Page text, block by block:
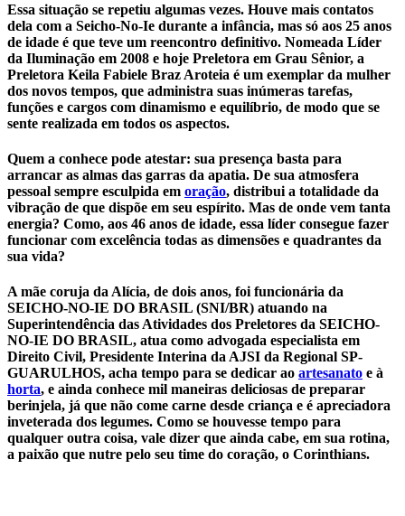
Essa situação se repetiu algumas vezes. Houve mais contatos
dela com a Seicho-No-Ie durante a infância, mas só aos 25 anos
de idade é que teve um reencontro definitivo. Nomeada Líder
da Iluminação em 2008 e hoje Preletora em Grau Sênior, a
Preletora Keila Fabiele Braz Aroteia é um exemplar da mulher
dos novos tempos, que administra suas inúmeras tarefas,
funções e cargos com dinamismo e equilíbrio, de modo que se
sente realizada em todos os aspectos.
Quem a conhece pode atestar: sua presença basta para
arrancar as almas das garras da apatia. De sua atmosfera
pessoal sempre esculpida em oração, distribui a totalidade da
vibração de que dispõe em seu espírito. Mas de onde vem tanta
energia? Como, aos 46 anos de idade, essa líder consegue fazer
funcionar com excelência todas as dimensões e quadrantes da
sua vida?
A mãe coruja da Alícia, de dois anos, foi funcionária da
SEICHO-NO-IE DO BRASIL (SNI/BR) atuando na
Superintendência das Atividades dos Preletores da SEICHO-
NO-IE DO BRASIL, atua como advogada especialista em
Direito Civil, Presidente Interina da AJSI da Regional SP-
GUARULHOS, acha tempo para se dedicar ao artesanato e à
horta, e ainda conhece mil maneiras deliciosas de preparar
berinjela, já que não come carne desde criança e é apreciadora
inveterada dos legumes. Como se houvesse tempo para
qualquer outra coisa, vale dizer que ainda cabe, em sua rotina,
a paixão que nutre pelo seu time do coração, o Corinthians.